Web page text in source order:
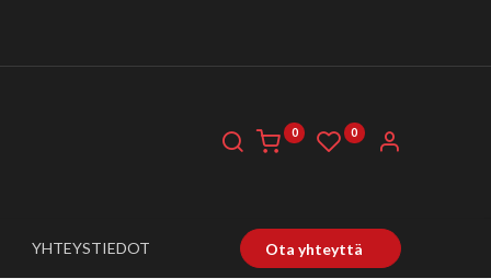
0 0
YHTEYSTIEDOT Ota yhteyttä